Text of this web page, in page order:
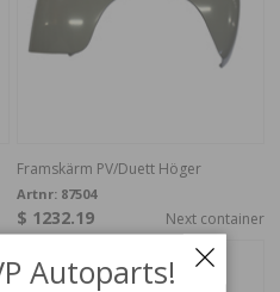
Framskärm PV/Duett Höger
Artnr: 87504
$ 1232.19 Next container
Autoparts!